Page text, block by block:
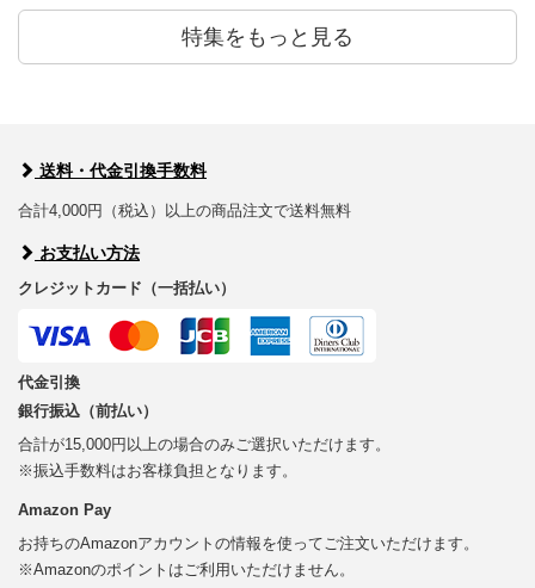
特集をもっと見る
送料・代金引換手数料
合計4,000円（税込）以上の商品注文で送料無料
お支払い方法
クレジットカード（一括払い）
代金引換
銀行振込（前払い）
合計が15,000円以上の場合のみご選択いただけます。
※振込手数料はお客様負担となります。
Amazon Pay
お持ちのAmazonアカウントの情報を使ってご注文いただけます。
※Amazonのポイントはご利用いただけません。